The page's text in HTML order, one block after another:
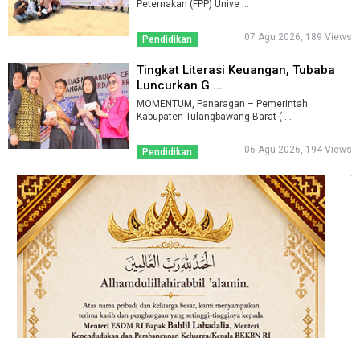
Peternakan (FPP) Unive ...
Pendidikan 07 Agu 2026, 189 Views
Tingkat Literasi Keuangan, Tubaba
Luncurkan G ...
MOMENTUM, Panaragan – Pemerintah
Kabupaten Tulangbawang Barat ( ...
Pendidikan 06 Agu 2026, 194 Views